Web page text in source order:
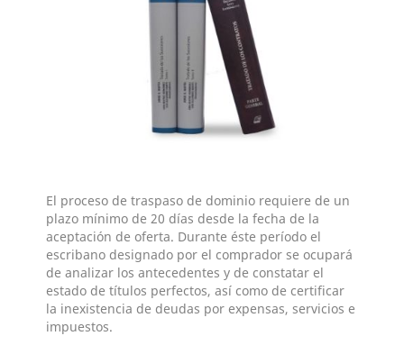
El proceso de traspaso de dominio requiere de un
plazo mínimo de 20 días desde la fecha de la
aceptación de oferta. Durante éste período el
escribano designado por el comprador se ocupará
de analizar los antecedentes y de constatar el
estado de títulos perfectos, así como de certificar
la inexistencia de deudas por expensas, servicios e
impuestos.